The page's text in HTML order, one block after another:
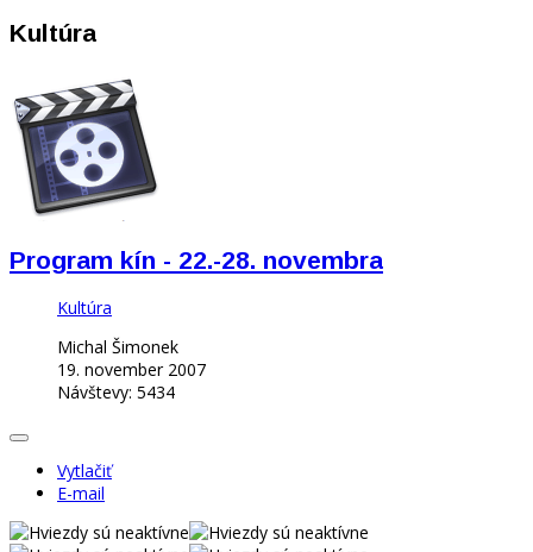
Kultúra
Program kín - 22.-28. novembra
Kultúra
Michal Šimonek
19. november 2007
Návštevy: 5434
Vytlačiť
E-mail